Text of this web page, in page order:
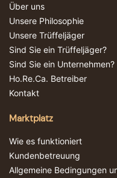
Über uns
Unsere Philosophie
Unsere Trüffeljäger
Sind Sie ein Trüffeljäger?
Sind Sie ein Unternehmen?
Ho.Re.Ca. Betreiber
Kontakt
Marktplatz
Wie es funktioniert
Kundenbetreuung
Allgemeine Bedingungen